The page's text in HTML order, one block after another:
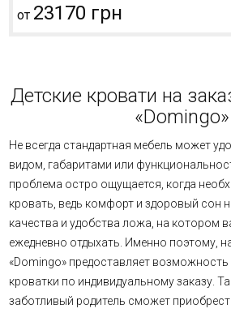
от 23170 грн
Детские кровати на
«Domingo»
Не всегда стандартная мебель может
видом, габаритами или
проблема остро ощущается, когда
кровать, ведь комфорт и здоровый сон
качества и удобства ложа, на котором
ежедневно отдыхать. Именно поэтому,
«Domingo» предоставляет возможность
кроватки по индивидуальному заказу.
заботливый родитель сможет